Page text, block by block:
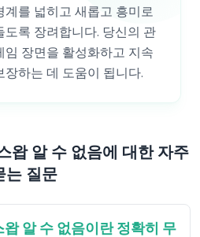
계를 넓히고 새롭고 흥미로
도록 장려합니다. 당신의 관
임 장면을 활성화하고 지속
장하는 데 도움이 됩니다.
왑 알 수 없음에 대한 자주
는 질문
알 수 없음이란 정확히 무